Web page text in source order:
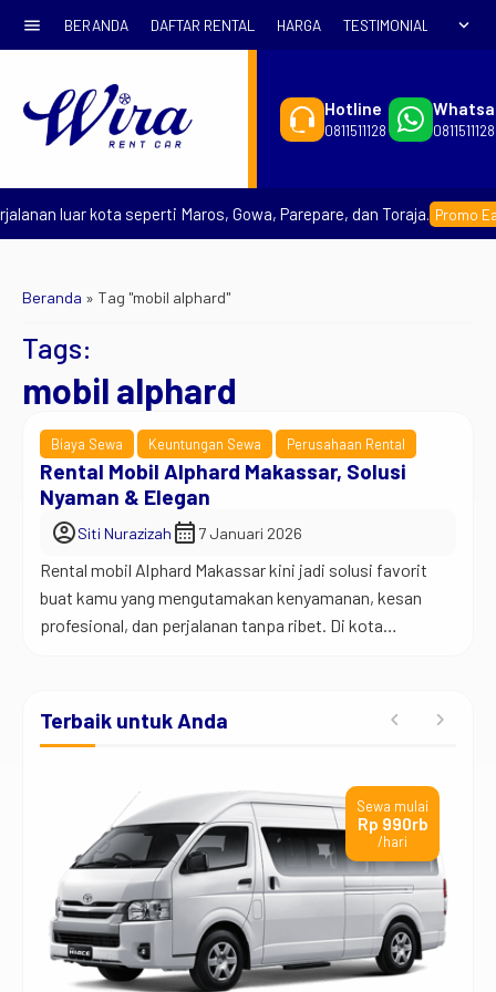
menu BERANDA DAFTAR RENTAL HARGA TESTIMONIAL expand_more
Hotline
0811511128 0811511128
luar kota seperti Maros, Gowa, Parepare, dan Toraja. Promo
Beranda » Tag "mobil alphard"
Tags:
mobil alphard
Biaya Sewa Keuntungan Sewa Perusahaan Rental
Rental Mobil Alphard Makassar, Solusi
Nyaman & Elegan
account_circleSiti Nurazizah calendar_month 7 Januari 2026
Rental mobil Alphard Makassar kini jadi solusi favorit
buat kamu yang mengutamakan kenyamanan, kesan
profesional, dan perjalanan tanpa ribet. Di kota
aktivitas harian. Makanya, banyak orang mulai memilih
rental mobil Alphard Makassar dibanding kendaraan
Terbaik untuk Anda
Sewa mulai
Rp 990rb
/hari